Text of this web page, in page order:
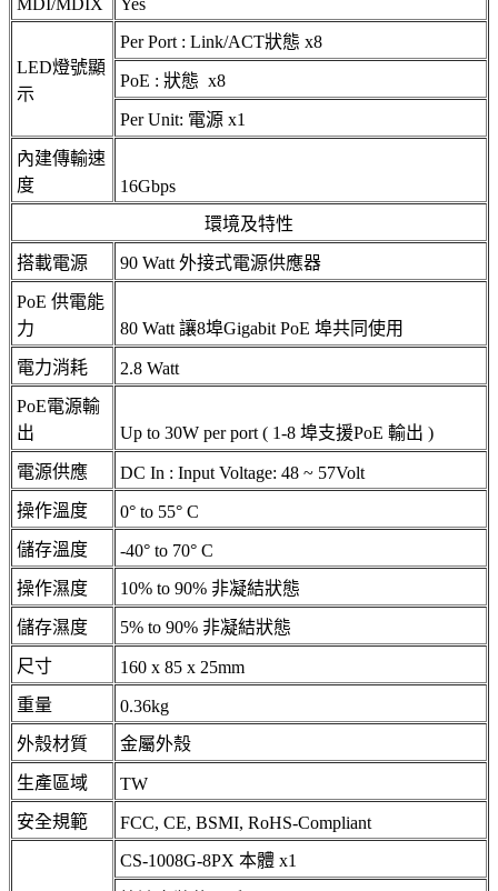
LED燈號顯
示
Per Port : Link/ACT狀態 x8
PoE : 狀態 x8
Per Unit: 電源 x1
內建傳輸速
度
16Gbps
環境及特性
搭載電源 90 Watt 外接式電源供應器
PoE 供電能
力
80 Watt 讓8埠Gigabit PoE 埠共同使用
電力消耗
2.8 Watt
PoE電源輸
出
Up to 30W per port ( 1-8 埠支援PoE 輸出 )
電源供應
DC In : Input Voltage: 48 ~ 57Volt
操作溫度
0° to 55° C
儲存溫度
-40° to 70° C
操作濕度
10% to 90% 非凝結狀態
儲存濕度 5% to 90% 非凝結狀態
尺寸
160 x 85 x 25mm
重量
0.36kg
外殼材質
金屬外殼
生產區域
TW
安全規範
FCC, CE, BSMI, RoHS-Compliant
CS-1008G-8PX 本體 x1